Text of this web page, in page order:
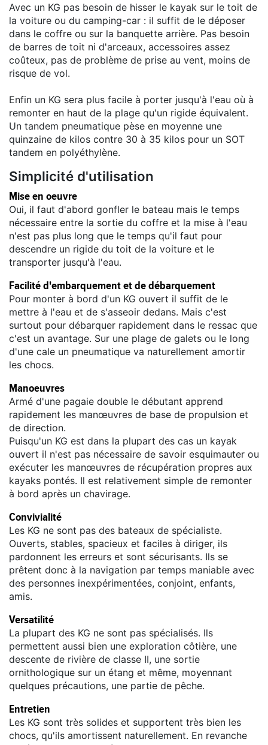
Avec un KG pas besoin de hisser le kayak sur le toit de
la voiture ou du camping-car : il suffit de le déposer
dans le coffre ou sur la banquette arrière. Pas besoin
de barres de toit ni d'arceaux, accessoires assez
coûteux, pas de problème de prise au vent, moins de
risque de vol.
Enfin un KG sera plus facile à porter jusqu'à l'eau où à
remonter en haut de la plage qu'un rigide équivalent.
Un tandem pneumatique pèse en moyenne une
quinzaine de kilos contre 30 à 35 kilos pour un SOT
tandem en polyéthylène.
Simplicité d'utilisation
Mise en oeuvre
Oui, il faut d'abord gonfler le bateau mais le temps
nécessaire entre la sortie du coffre et la mise à l'eau
n'est pas plus long que le temps qu'il faut pour
descendre un rigide du toit de la voiture et le
transporter jusqu'à l'eau.
Facilité d'embarquement et de débarquement
Pour monter à bord d'un KG ouvert il suffit de le
mettre à l'eau et de s'asseoir dedans. Mais c'est
surtout pour débarquer rapidement dans le ressac que
c'est un avantage. Sur une plage de galets ou le long
d'une cale un pneumatique va naturellement amortir
les chocs.
Manoeuvres
Armé d'une pagaie double le débutant apprend
rapidement les manœuvres de base de propulsion et
de direction.
Puisqu'un KG est dans la plupart des cas un kayak
ouvert il n'est pas nécessaire de savoir esquimauter ou
exécuter les manœuvres de récupération propres aux
kayaks pontés. Il est relativement simple de remonter
à bord après un chavirage.
Convivialité
Les KG ne sont pas des bateaux de spécialiste.
Ouverts, stables, spacieux et faciles à diriger, ils
pardonnent les erreurs et sont sécurisants. Ils se
prêtent donc à la navigation par temps maniable avec
des personnes inexpérimentées, conjoint, enfants,
amis.
Versatilité
La plupart des KG ne sont pas spécialisés. Ils
permettent aussi bien une exploration côtière, une
descente de rivière de classe II, une sortie
ornithologique sur un étang et même, moyennant
quelques précautions, une partie de pêche.
Entretien
Les KG sont très solides et supportent très bien les
chocs, qu'ils amortissent naturellement. En revanche